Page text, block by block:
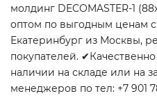
молдинг DECOMASTER-1
оптом по выгодным ценам с
Екатеринбург из Москвы,
покупателей.
наличии на складе или на
менеджеров по тел: +7 901